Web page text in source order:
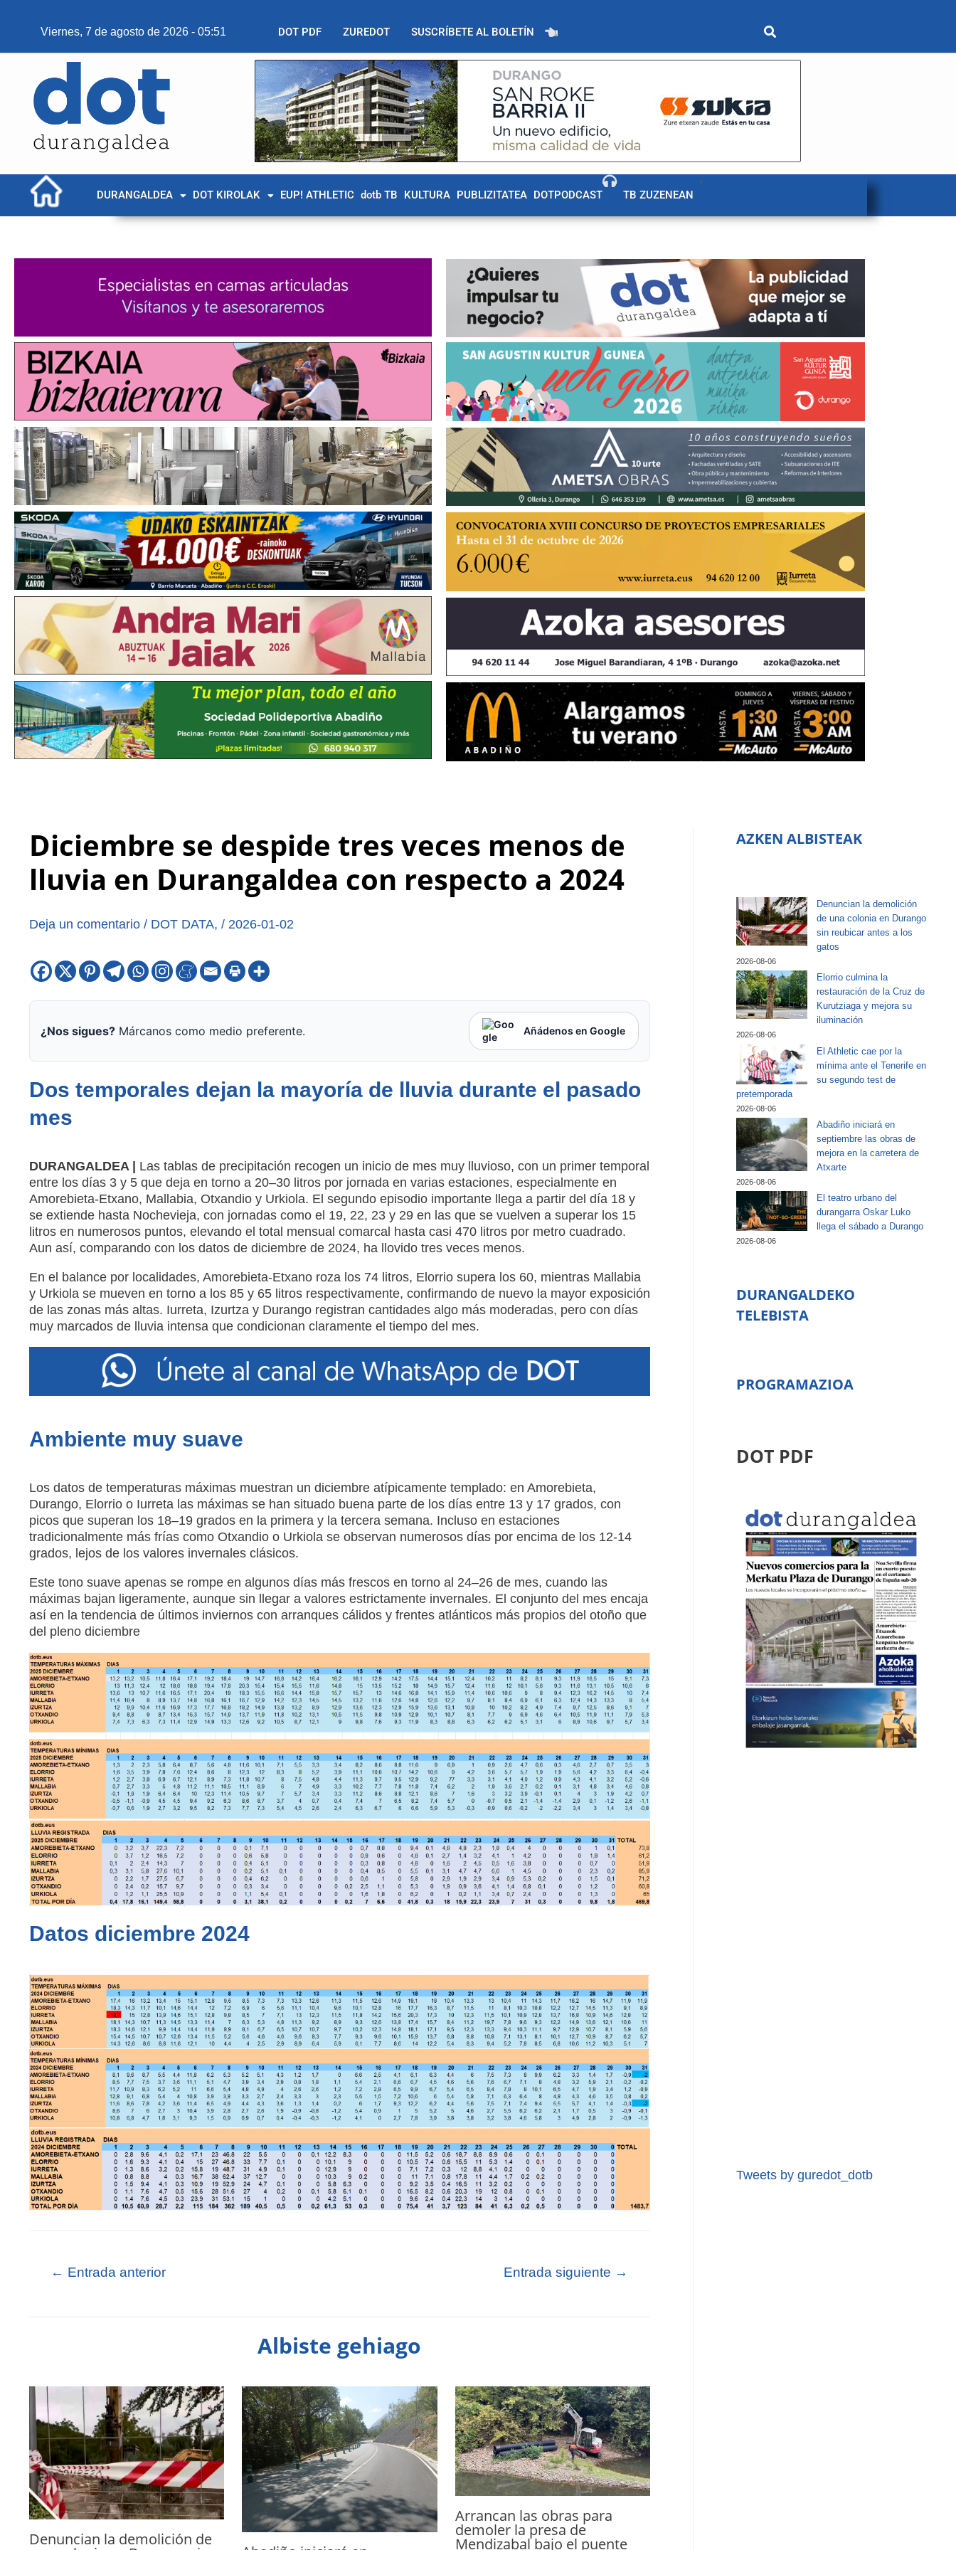
Viernes, 7 de agosto de 2026 - 05:51 DOT PDF ZUREDOT SUSCRÍBETE AL BOLETÍN
DURANGALDEA DOT KIROLAK EUP! ATHLETIC dotb TB KULTURA PUBLIZITATEA DOTPODCAST TB ZUZENEAN
Diciembre se despide tres veces menos de
lluvia en Durangaldea con respecto a 2024
Deja un comentario / DOT DATA, / 2026-01-02
¿Nos sigues?Márcanos como medio preferente. Añádenos en Google
Dos temporales dejan la mayoría de lluvia durante el pasado
mes
DURANGALDEA | Las tablas de precipitación recogen un inicio de mes muy lluvioso, con un primer temporal
entre los días 3 y 5 que deja en torno a 20–30 litros por jornada en varias estaciones, especialmente en
Amorebieta‑Etxano, Mallabia, Otxandio y Urkiola. El segundo episodio importante llega a partir del día 18 y
se extiende hasta Nochevieja, con jornadas como el 19, 22, 23 y 29 en las que se vuelven a superar los 15
litros en numerosos puntos, elevando el total mensual comarcal hasta casi 470 litros por metro cuadrado.
Aun así, comparando con los datos de diciembre de 2024, ha llovido tres veces menos.
En el balance por localidades, Amorebieta‑Etxano roza los 74 litros, Elorrio supera los 60, mientras Mallabia
y Urkiola se mueven en torno a los 85 y 65 litros respectivamente, confirmando de nuevo la mayor exposición
de las zonas más altas. Iurreta, Izurtza y Durango registran cantidades algo más moderadas, pero con días
muy marcados de lluvia intensa que condicionan claramente el tiempo del mes.
Ambiente muy suave
Los datos de temperaturas máximas muestran un diciembre atípicamente templado: en Amorebieta,
Durango, Elorrio o Iurreta las máximas se han situado buena parte de los días entre 13 y 17 grados, con
picos que superan los 18–19 grados en la primera y la tercera semana. Incluso en estaciones
tradicionalmente más frías como Otxandio o Urkiola se observan numerosos días por encima de los 12‑14
grados, lejos de los valores invernales clásicos.
Este tono suave apenas se rompe en algunos días más frescos en torno al 24–26 de mes, cuando las
máximas bajan ligeramente, aunque sin llegar a valores estrictamente invernales. El conjunto del mes encaja
así en la tendencia de últimos inviernos con arranques cálidos y frentes atlánticos más propios del otoño que
del pleno diciembre
Datos diciembre 2024
← Entrada anterior Entrada siguiente →
Albiste gehiago
Denuncian la demolición de
Arrancan las obras para
demoler la presa de
Mendizabal bajo el puente
AZKEN ALBISTEAK
Denuncian la demolición
de una colonia en Durango
sin reubicar antes a los
gatos
2026-08-06
Elorrio culmina la
restauración de la Cruz de
Kurutziaga y mejora su
iluminación
2026-08-06
El Athletic cae por la
mínima ante el Tenerife en
su segundo test de
pretemporada
2026-08-06
Abadiño iniciará en
septiembre las obras de
mejora en la carretera de
Atxarte
2026-08-06
El teatro urbano del
durangarra Oskar Luko
llega el sábado a Durango
2026-08-06
DURANGALDEKO
TELEBISTA
PROGRAMAZIOA
DOT PDF
Tweets by guredot_dotb